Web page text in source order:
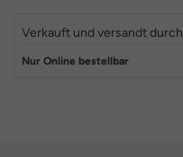
Verkauft und versandt durch
Nur Online bestellbar